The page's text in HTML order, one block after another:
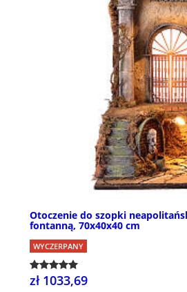
Otoczenie do szopki
fontanną, 70x40x40 cm
WYCZERPANY
zł 1033,69